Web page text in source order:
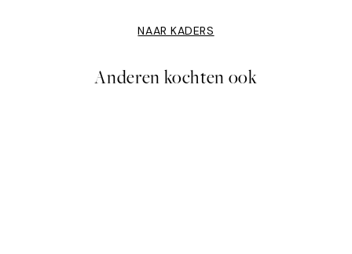
NAAR KADERS
Anderen kochten ook